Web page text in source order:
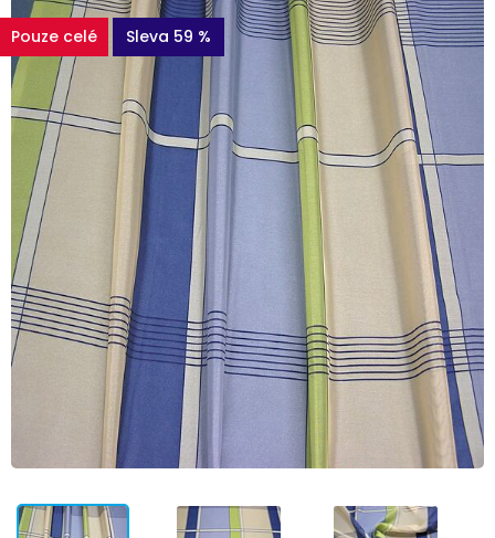
Pouze celé Sleva 59 %